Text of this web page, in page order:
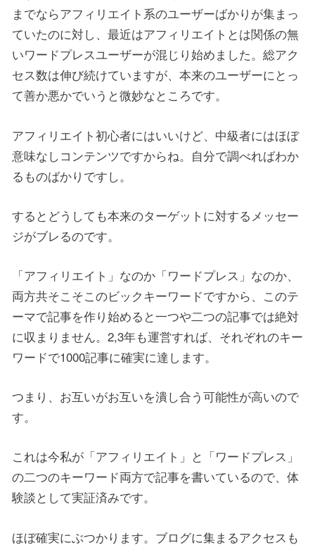
までならアフィリエイト系のユーザーばかりが集まっ
ていたのに対し、最近はアフィリエイトとは関係の無
いワードプレスユーザーが混じり始めました。総アク
セス数は伸び続けていますが、本来のユーザーにとっ
て善か悪かでいうと微妙なところです。
アフィリエイト初心者にはいいけど、中級者にはほぼ
意味なしコンテンツですからね。自分で調べればわか
るものばかりですし。
するとどうしても本来のターゲットに対するメッセー
ジがブレるのです。
「アフィリエイト」なのか「ワードプレス」なのか、
両方共そこそこのビックキーワードですから、このテ
ーマで記事を作り始めると一つや二つの記事では絶対
に収まりません。2,3年も運営すれば、それぞれのキー
ワードで1000記事に確実に達します。
つまり、お互いがお互いを潰し合う可能性が高いので
す。
これは今私が「アフィリエイト」と「ワードプレス」
の二つのキーワード両方で記事を書いているので、体
験談として実証済みです。
ほぼ確実にぶつかります。ブログに集まるアクセスも